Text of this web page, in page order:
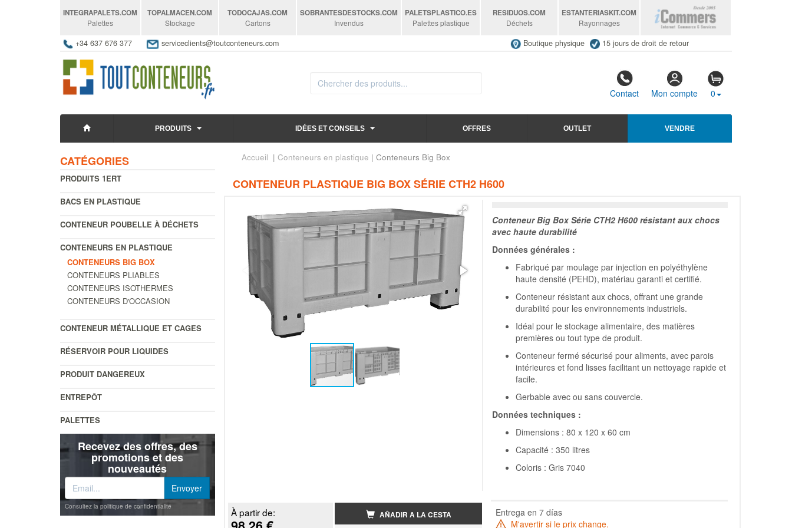
INTEGRAPALETS.COM
Palettes
TOPALMACEN.COM
Stockage
TODOCAJAS.COM
Cartons
SOBRANTESDESTOCKS.COM
Invendus
PALETSPLASTICO.ES
Palettes plastique
RESIDUOS.COM
Déchets
ESTANTERIASKIT.COM
Rayonnages
+34 637 676 377 serviceclients@toutconteneurs.com Boutique physique 15 jours de droit de retour
Contact Mon compte 0
PRODUITS IDÉES ET CONSEILS OFFRES OUTLET VENDRE
CATÉGORIES
PRODUITS 1ERT
BACS EN PLASTIQUE
CONTENEUR POUBELLE À DÉCHETS
CONTENEURS EN PLASTIQUE
CONTENEURS BIG BOX
CONTENEURS PLIABLES
CONTENEURS ISOTHERMES
CONTENEURS D'OCCASION
CONTENEUR MÉTALLIQUE ET CAGES
RÉSERVOIR POUR LIQUIDES
PRODUIT DANGEREUX
ENTREPÔT
PALETTES
Recevez des offres, des
promotions et des
nouveautés
Consultez la politique de confidentialité
Accueil | Conteneurs en plastique | Conteneurs Big Box
CONTENEUR PLASTIQUE BIG BOX SÉRIE CTH2 H600
Conteneur Big Box Série CTH2 H600 résistant aux chocs
avec haute durabilité
Données générales :
Fabriqué par moulage par injection en polyéthylène
haute densité (PEHD), matériau garanti et certifié.
Conteneur résistant aux chocs, offrant une grande
durabilité pour les environnements industriels.
Idéal pour le stockage alimentaire, des matières
premières ou tout type de produit.
Conteneur fermé sécurisé pour aliments, avec parois
intérieures et fond lisses facilitant un nettoyage rapide et
facile.
Gerbable avec ou sans couvercle.
Données techniques :
Dimensions : 80 x 120 x 60 cm
Capacité : 350 litres
Coloris : Gris 7040
À partir de: AÑADIR A LA CESTA
Entrega en 7 días
M'avertir si le prix change.